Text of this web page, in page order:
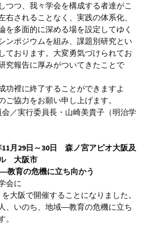
つつ、我々学会を構成する者達がこ
右されることなく、実践の体系化、
を多面的に深める場を設定してゆく
ンポジウムを組み、課題別研究とい
ております。大変勇気づけられてお
究報告に厚みがついてきたことで
功裡に終了することができますよ
ご協力をお願い申し上げます。
／実行委員長・山崎美貴子（明治学
月29日～30日 森ノ宮アピオ大阪及
大阪市
教育の危機に立ち向かう
会に
大阪で開催することになりました。
、いのち、地域―教育の危機に立ち